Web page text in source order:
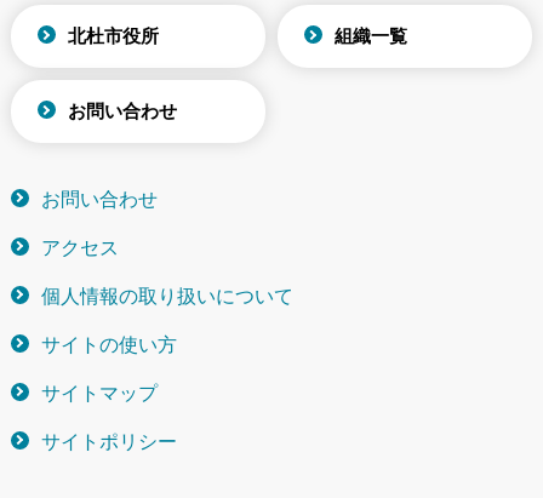
北杜市役所 組織一覧
お問い合わせ
お問い合わせ
アクセス
個人情報の取り扱いについて
サイトの使い方
サイトマップ
サイトポリシー